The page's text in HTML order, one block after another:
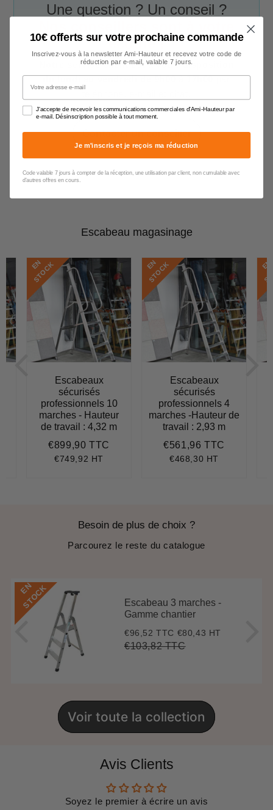
Une question ? Un conseil ?
écoute !
Notre service client est à votre disposition
du lundi au vendredi de 9h00 à 17h00par
Contacter un conseiller
Escabeau magasinage
E
N
S
T
O
C
K
Escabeaux
sécurisés
professionnels 10
marches - Hauteur
de travail : 4,32 m
Prix
régulier
€899,90 TTC
€749,92 HT
E
N
S
T
O
C
K
Escabeaux
sécurisés
professionnels 4
marches -Hauteur de
travail : 2,93 m
Prix
régulier
€561,96 TTC
€468,30 HT
E
N
S
T
O
C
Besoin de plus de choix ?
Parcourez le reste du catalogue
E
N
S
T
O
C
K
Escabeau 3 marches -
Gamme chantier
Prix
réduit
€96,52 TTC €96,52
€80,43 HT
Prix
€103,82 TTC€103,82
Voir toute la collection
Avis Clients
Soyez le premier à écrire un avis
10€ offerts sur votre prochaine commande
Inscrivez-vous à la newsletter Ami-Hauteur et recevez votre code de
réduction par e-mail, valable 7 jours.
Votre adresse e-mail
J'accepte de recevoir les communications commerciales d'Ami-Hauteur par
e-mail. Désinscription possible à tout moment.
Je m'inscris et je reçois ma réduction
Code valable 7 jours à compter de la réception, une utilisation par client, non cumulable avec
d'autres offres en cours.